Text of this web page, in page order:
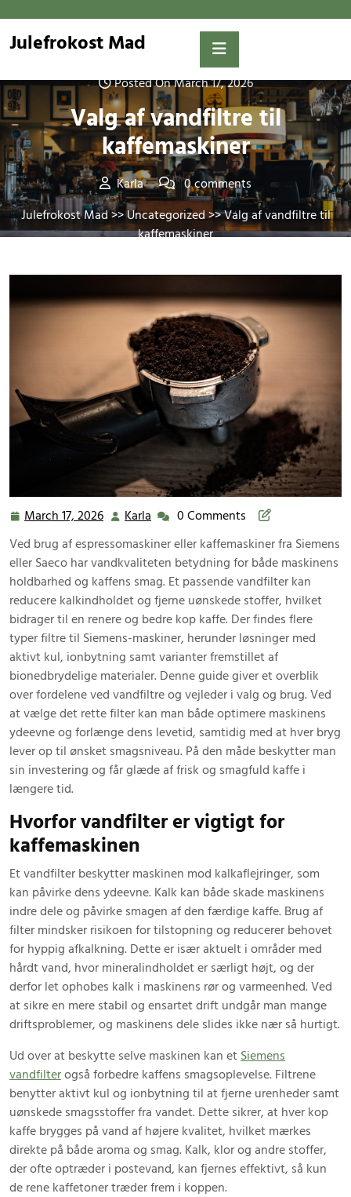
content
Julefrokost Mad
Posted On March 17, 2026
Valg af vandfiltre til
kaffemaskiner
Karla
0 comments
Julefrokost Mad>>Uncategorized>> Valg af vandfiltre til
kaffemaskiner
March 17, 2026 March
2026
Karla Karla0 Comments
Ved brug af espressomaskiner eller kaffemaskiner fra Siemens
eller Saeco har vandkvaliteten betydning for både maskinens
holdbarhed og kaffens smag. Et passende vandfilter kan
reducere kalkindholdet og fjerne uønskede stoffer, hvilket
bidrager til en renere og bedre kop kaffe. Der findes flere
typer filtre til Siemens-maskiner, herunder løsninger med
aktivt kul, ionbytning samt varianter fremstillet af
bionedbrydelige materialer. Denne guide giver et overblik
over fordelene ved vandfiltre og vejleder i valg og brug. Ved
at vælge det rette filter kan man både optimere maskinens
ydeevne og forlænge dens levetid, samtidig med at hver bryg
lever op til ønsket smagsniveau. På den måde beskytter man
sin investering og får glæde af frisk og smagfuld kaffe i
længere tid.
Hvorfor vandfilter er vigtigt for
kaffemaskinen
Et vandfilter beskytter maskinen mod kalkaflejringer, som
kan påvirke dens ydeevne. Kalk kan både skade maskinens
indre dele og påvirke smagen af den færdige kaffe. Brug af
filter mindsker risikoen for tilstopning og reducerer behovet
for hyppig afkalkning. Dette er især aktuelt i områder med
hårdt vand, hvor mineralindholdet er særligt højt, og der
derfor let ophobes kalk i maskinens rør og varmeenhed. Ved
at sikre en mere stabil og ensartet drift undgår man mange
driftsproblemer, og maskinens dele slides ikke nær så hurtigt.
Ud over at beskytte selve maskinen kan et Siemens
vandfilterogså forbedre kaffens smagsoplevelse. Filtrene
benytter aktivt kul og ionbytning til at fjerne urenheder samt
uønskede smagsstoffer fra vandet. Dette sikrer, at hver kop
kaffe brygges på vand af højere kvalitet, hvilket mærkes
direkte på både aroma og smag. Kalk, klor og andre stoffer,
der ofte optræder i postevand, kan fjernes effektivt, så kun
de rene kaffetoner træder frem i koppen.